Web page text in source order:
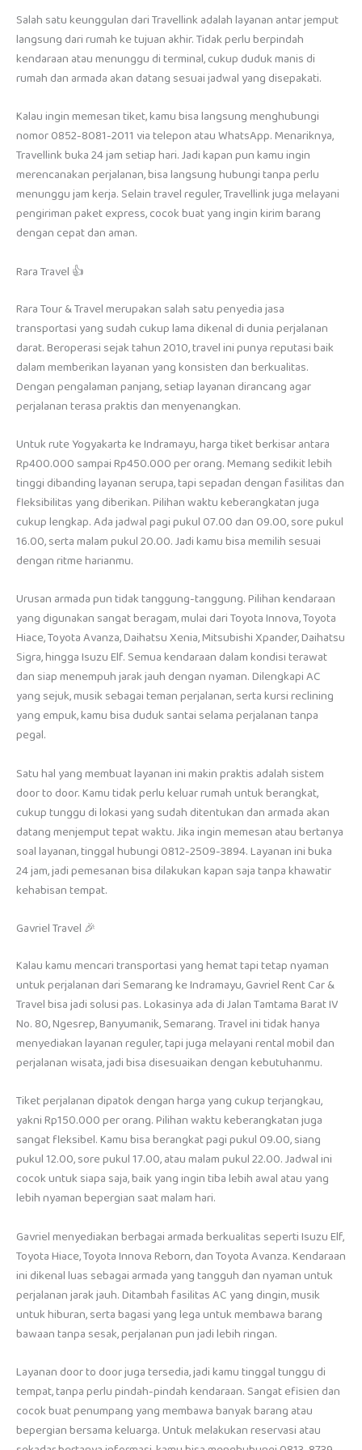
Salah satu keunggulan dari Travellink adalah layanan antar jemput
langsung dari rumah ke tujuan akhir. Tidak perlu berpindah
kendaraan atau menunggu di terminal, cukup duduk manis di
rumah dan armada akan datang sesuai jadwal yang disepakati.
Kalau ingin memesan tiket, kamu bisa langsung menghubungi
nomor 0852-8081-2011 via telepon atau WhatsApp. Menariknya,
Travellink buka 24 jam setiap hari. Jadi kapan pun kamu ingin
merencanakan perjalanan, bisa langsung hubungi tanpa perlu
menunggu jam kerja. Selain travel reguler, Travellink juga melayani
pengiriman paket express, cocok buat yang ingin kirim barang
dengan cepat dan aman.
Rara Travel 👍
Rara Tour & Travel merupakan salah satu penyedia jasa
transportasi yang sudah cukup lama dikenal di dunia perjalanan
darat. Beroperasi sejak tahun 2010, travel ini punya reputasi baik
dalam memberikan layanan yang konsisten dan berkualitas.
Dengan pengalaman panjang, setiap layanan dirancang agar
perjalanan terasa praktis dan menyenangkan.
Untuk rute Yogyakarta ke Indramayu, harga tiket berkisar antara
Rp400.000 sampai Rp450.000 per orang. Memang sedikit lebih
tinggi dibanding layanan serupa, tapi sepadan dengan fasilitas dan
fleksibilitas yang diberikan. Pilihan waktu keberangkatan juga
cukup lengkap. Ada jadwal pagi pukul 07.00 dan 09.00, sore pukul
16.00, serta malam pukul 20.00. Jadi kamu bisa memilih sesuai
dengan ritme harianmu.
Urusan armada pun tidak tanggung-tanggung. Pilihan kendaraan
yang digunakan sangat beragam, mulai dari Toyota Innova, Toyota
Hiace, Toyota Avanza, Daihatsu Xenia, Mitsubishi Xpander, Daihatsu
Sigra, hingga Isuzu Elf. Semua kendaraan dalam kondisi terawat
dan siap menempuh jarak jauh dengan nyaman. Dilengkapi AC
yang sejuk, musik sebagai teman perjalanan, serta kursi reclining
yang empuk, kamu bisa duduk santai selama perjalanan tanpa
pegal.
Satu hal yang membuat layanan ini makin praktis adalah sistem
door to door. Kamu tidak perlu keluar rumah untuk berangkat,
cukup tunggu di lokasi yang sudah ditentukan dan armada akan
datang menjemput tepat waktu. Jika ingin memesan atau bertanya
soal layanan, tinggal hubungi 0812-2509-3894. Layanan ini buka
24 jam, jadi pemesanan bisa dilakukan kapan saja tanpa khawatir
kehabisan tempat.
Gavriel Travel 🎉
Kalau kamu mencari transportasi yang hemat tapi tetap nyaman
untuk perjalanan dari Semarang ke Indramayu, Gavriel Rent Car &
Travel bisa jadi solusi pas. Lokasinya ada di Jalan Tamtama Barat IV
No. 80, Ngesrep, Banyumanik, Semarang. Travel ini tidak hanya
menyediakan layanan reguler, tapi juga melayani rental mobil dan
perjalanan wisata, jadi bisa disesuaikan dengan kebutuhanmu.
Tiket perjalanan dipatok dengan harga yang cukup terjangkau,
yakni Rp150.000 per orang. Pilihan waktu keberangkatan juga
sangat fleksibel. Kamu bisa berangkat pagi pukul 09.00, siang
pukul 12.00, sore pukul 17.00, atau malam pukul 22.00. Jadwal ini
cocok untuk siapa saja, baik yang ingin tiba lebih awal atau yang
lebih nyaman bepergian saat malam hari.
Gavriel menyediakan berbagai armada berkualitas seperti Isuzu Elf,
Toyota Hiace, Toyota Innova Reborn, dan Toyota Avanza. Kendaraan
ini dikenal luas sebagai armada yang tangguh dan nyaman untuk
perjalanan jarak jauh. Ditambah fasilitas AC yang dingin, musik
untuk hiburan, serta bagasi yang lega untuk membawa barang
bawaan tanpa sesak, perjalanan pun jadi lebih ringan.
Layanan door to door juga tersedia, jadi kamu tinggal tunggu di
tempat, tanpa perlu pindah-pindah kendaraan. Sangat efisien dan
cocok buat penumpang yang membawa banyak barang atau
bepergian bersama keluarga. Untuk melakukan reservasi atau